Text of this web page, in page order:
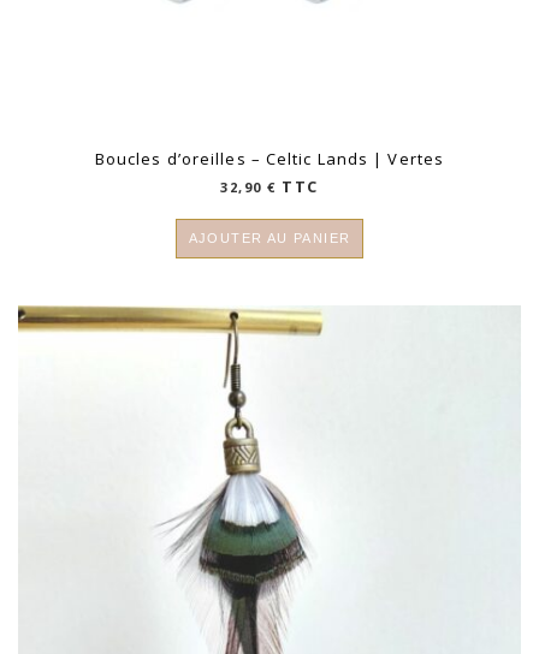
Boucles d’oreilles – Celtic Lands | Vertes
32,90€ TTC
AJOUTER AU PANIER